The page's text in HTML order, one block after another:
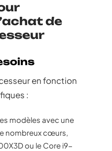
de
en fonction
:
modèles avec une
nombreux cœurs,
ou le Core i9-